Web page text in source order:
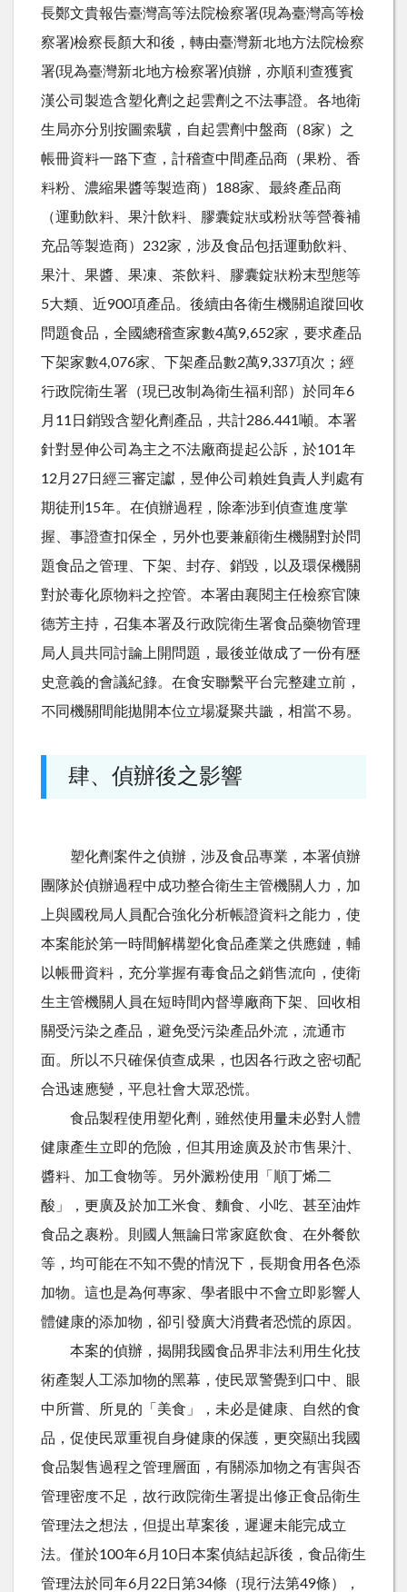
長鄭文貴報告臺灣高等法院檢察署(現為臺灣高等檢
察署)檢察長顏大和後，轉由臺灣新北地方法院檢察
署(現為臺灣新北地方檢察署)偵辦，亦順利查獲賓
漢公司製造含塑化劑之起雲劑之不法事證。各地衛
生局亦分別按圖索驥，自起雲劑中盤商（8家）之
帳冊資料一路下查，計稽查中間產品商（果粉、香
料粉、濃縮果醬等製造商）188家、最終產品商
（運動飲料、果汁飲料、膠囊錠狀或粉狀等營養補
充品等製造商）232家，涉及食品包括運動飲料、
果汁、果醬、果凍、茶飲料、膠囊錠狀粉末型態等
5大類、近900項產品。後續由各衛生機關追蹤回收
問題食品，全國總稽查家數4萬9,652家，要求產品
下架家數4,076家、下架產品數2萬9,337項次；經
行政院衛生署（現已改制為衛生福利部）於同年6
月11日銷毀含塑化劑產品，共計286.441噸。本署
針對昱伸公司為主之不法廠商提起公訴，於101年
12月27日經三審定讞，昱伸公司賴姓負責人判處有
期徒刑15年。在偵辦過程，除牽涉到偵查進度掌
握、事證查扣保全，另外也要兼顧衛生機關對於問
題食品之管理、下架、封存、銷毀，以及環保機關
對於毒化原物料之控管。本署由襄閱主任檢察官陳
德芳主持，召集本署及行政院衛生署食品藥物管理
局人員共同討論上開問題，最後並做成了一份有歷
史意義的會議紀錄。在食安聯繫平台完整建立前，
不同機關間能拋開本位立場凝聚共識，相當不易。
肆、偵辦後之影響
塑化劑案件之偵辦，涉及食品專業，本署偵辦
團隊於偵辦過程中成功整合衛生主管機關人力，加
上與國稅局人員配合強化分析帳證資料之能力，使
本案能於第一時間解構塑化食品產業之供應鏈，輔
以帳冊資料，充分掌握有毒食品之銷售流向，使衛
生主管機關人員在短時間內督導廠商下架、回收相
關受污染之產品，避免受污染產品外流，流通市
面。所以不只確保偵查成果，也因各行政之密切配
合迅速應變，平息社會大眾恐慌。
食品製程使用塑化劑，雖然使用量未必對人體
健康產生立即的危險，但其用途廣及於市售果汁、
醬料、加工食物等。另外澱粉使用「順丁烯二
酸」，更廣及於加工米食、麵食、小吃、甚至油炸
食品之裹粉。則國人無論日常家庭飲食、在外餐飲
等，均可能在不知不覺的情況下，長期食用各色添
加物。這也是為何專家、學者眼中不會立即影響人
體健康的添加物，卻引發廣大消費者恐慌的原因。
本案的偵辦，揭開我國食品界非法利用生化技
術產製人工添加物的黑幕，使民眾警覺到口中、眼
中所嘗、所見的「美食」，未必是健康、自然的食
品，促使民眾重視自身健康的保護，更突顯出我國
食品製售過程之管理層面，有關添加物之有害與否
管理密度不足，故行政院衛生署提出修正食品衛生
管理法之想法，但提出草案後，遲遲未能完成立
法。僅於100年6月10日本案偵結起訴後，食品衛生
管理法於同年6月22日第34條（現行法第49條），